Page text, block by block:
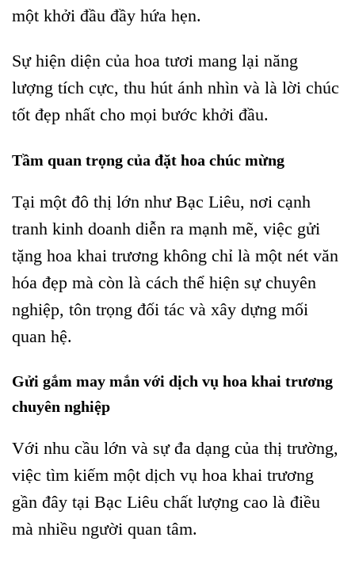
một khởi đầu đầy hứa hẹn.
Sự hiện diện của hoa tươi mang lại năng
lượng tích cực, thu hút ánh nhìn và là lời chúc
tốt đẹp nhất cho mọi bước khởi đầu.
Tầm quan trọng của đặt hoa chúc mừng
Tại một đô thị lớn như Bạc Liêu, nơi cạnh
tranh kinh doanh diễn ra mạnh mẽ, việc gửi
tặng hoa khai trương không chỉ là một nét văn
hóa đẹp mà còn là cách thể hiện sự chuyên
nghiệp, tôn trọng đối tác và xây dựng mối
quan hệ.
Gửi gắm may mắn với dịch vụ hoa khai trương
chuyên nghiệp
Với nhu cầu lớn và sự đa dạng của thị trường,
việc tìm kiếm một dịch vụ hoa khai trương
gần đây tại Bạc Liêu chất lượng cao là điều
mà nhiều người quan tâm.